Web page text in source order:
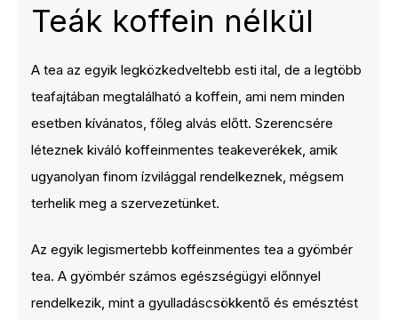
Teák koffein nélkül
A tea az egyik legközkedveltebb esti ital, de a legtöbb
teafajtában megtalálható a koffein, ami nem minden
esetben kívánatos, főleg alvás előtt. Szerencsére
léteznek kiváló koffeinmentes teakeverékek, amik
ugyanolyan finom ízvilággal rendelkeznek, mégsem
terhelik meg a szervezetünket.
Az egyik legismertebb koffeinmentes tea a gyömbér
tea. A gyömbér számos egészségügyi előnnyel
rendelkezik, mint a gyulladáscsökkentő és emésztést